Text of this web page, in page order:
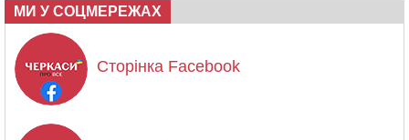
МИ У СОЦМЕРЕЖАХ
Сторінка Facebook